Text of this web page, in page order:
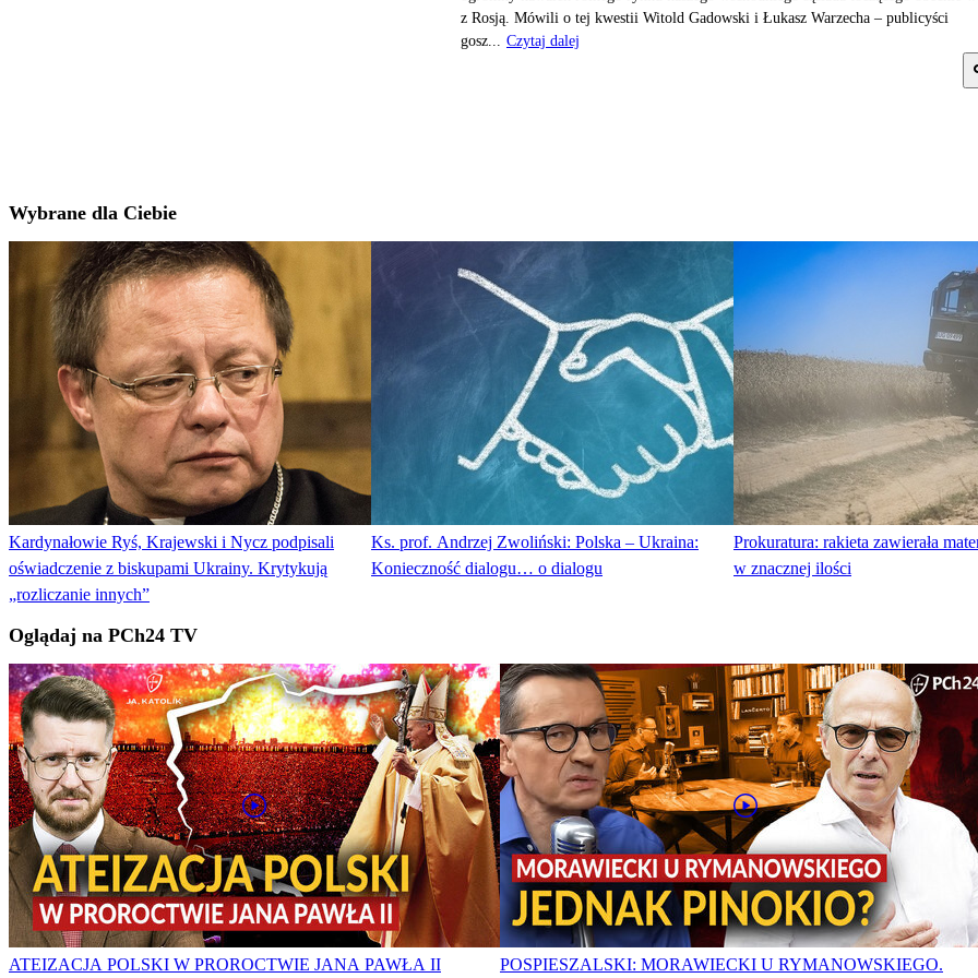
z Rosją. Mówili o tej kwestii Witold Gadowski i Łukasz Warzecha – publicyści
gosz... Czytaj dalej
Wybrane dla Ciebie
Kardynałowie Ryś, Krajewski i Nycz podpisali
oświadczenie z biskupami Ukrainy. Krytykują
„rozliczanie innych”
Ks. prof. Andrzej Zwoliński: Polska – Ukraina:
Konieczność dialogu… o dialogu
Prokuratura: rakieta zawierała
w znacznej ilości
Oglądaj na PCh24 TV
ATEIZACJA POLSKI W PROROCTWIE JANA PAWŁA II POSPIESZALSKI: MORAWIECKI U RYMANOWSKIEGO.